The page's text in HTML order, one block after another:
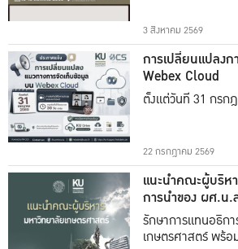
3 สิงหาคม 2569
การเปลี่ยนแปลง
Webex Cloud
ตั้งแต่วันที่ 31 กรก
22 กรกฎาคม 2569
แนะนำคณะผู้บริห
การนำของ ผศ.น
ธรรม
รักษาการแทนอธิก
เกษตรศาสตร์ พร้อ